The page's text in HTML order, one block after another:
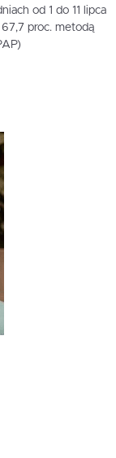
od 1 do 11 lipca
proc. metodą